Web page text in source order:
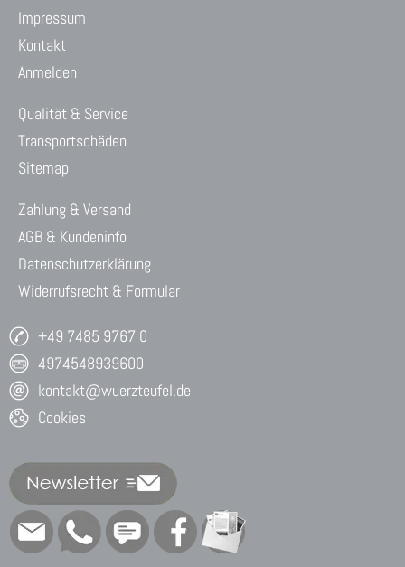
Impressum
Kontakt
Anmelden
Qualität & Service
Transportschäden
Sitemap
Zahlung & Versand
AGB & Kundeninfo
Datenschutzerklärung
Widerrufsrecht & Formular
+49 7485 9767 0
4974548939600
kontakt@wuerzteufel.de
Cookies